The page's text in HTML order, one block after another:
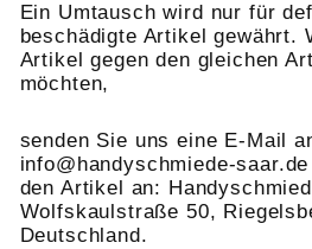
Ein Umtausch wird nur für
beschädigte Artikel gewährt.
Artikel gegen den gleichen
möchten,
senden Sie uns eine E-Mail
info@handyschmiede-
den Artikel an:
Wolfskaulstraße 50,
Deutschland.